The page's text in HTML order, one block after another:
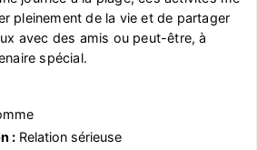
pleinement de la vie et de partager
avec des amis ou peut-être, à
spécial.
:Relation sérieuse